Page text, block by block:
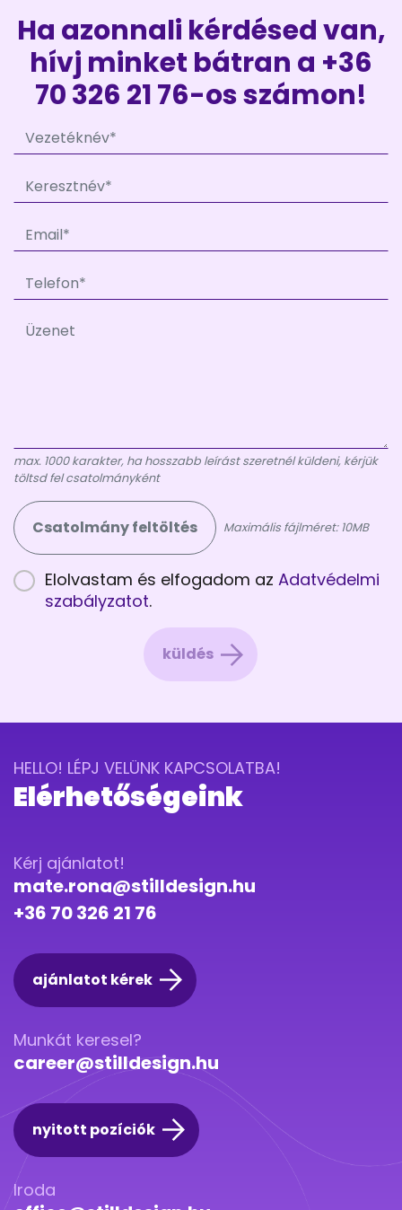
Ha azonnali kérdésed van,
hívj minket bátran a +36
70 326 21 76-os számon!
max. 1000 karakter, ha hosszabb leírást szeretnél küldeni, kérjük
töltsd fel csatolmányként
Csatolmány feltöltés Maximális fájlméret: 10MB
Elolvastam és elfogadom az Adatvédelmi
szabályzatot.
küldés
HELLO! LÉPJ VELÜNK KAPCSOLATBA!
Elérhetőségeink
Kérj ajánlatot!
mate.rona@stilldesign.hu
+36 70 326 21 76
ajánlatot kérek
Munkát keresel?
career@stilldesign.hu
nyitott pozíciók
Iroda